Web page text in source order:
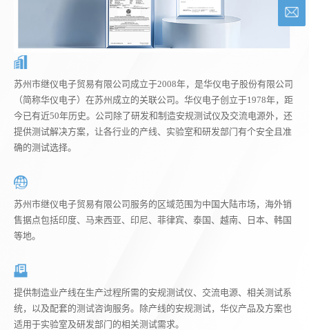
苏州市继仪电子贸易有限公司成立于2008年，是华仪电子股份有限公司
（简称华仪电子）在苏州成立的关联公司。华仪电子创立于1978年，距
今已有近50年历史。公司除了研发和制造安规测试仪及交流电源外，还
提供测试解决方案，让各行业的产线、实验室和研发部门有个安全且准
确的测试选择。
苏州市继仪电子贸易有限公司服务的区域范围为中国大陆市场，海外销
售据点包括印度、马来西亚、印尼、菲律宾、泰国、越南、日本、韩国
等地。
提供制造业产线在生产过程所需的安规测试仪、交流电源、相关测试系
统，以及配套的测试咨询服务。除产线的安规测试，华仪产品及方案也
适用于实验室及研发部门的相关测试需求。